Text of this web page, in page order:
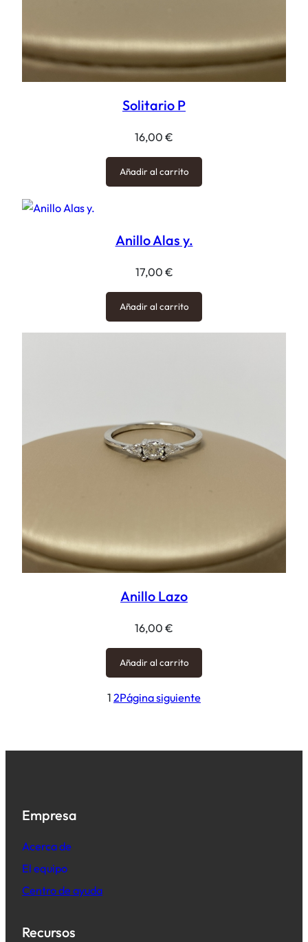
Solitario P
16,00 €
Añadir al carrito
Anillo Alas y.
17,00 €
Añadir al carrito
Anillo Lazo
16,00 €
Añadir al carrito
1 2Página siguiente
Empresa
Acerca de
El equipo
Centro de ayuda
Recursos